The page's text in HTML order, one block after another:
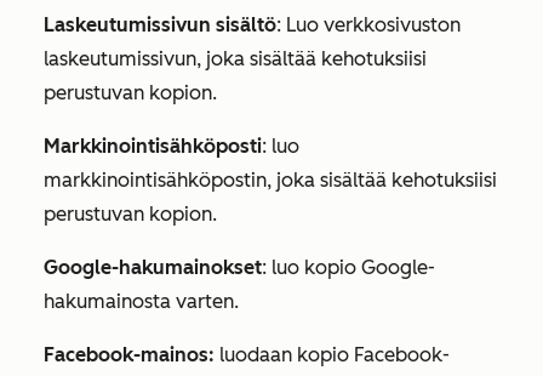
Laskeutumissivun sisältö: Luo verkkosivuston
laskeutumissivun, joka sisältää kehotuksiisi
perustuvan kopion.
Markkinointisähköposti: luo
markkinointisähköpostin, joka sisältää kehotuksiisi
perustuvan kopion.
Google-hakumainokset: luo kopio Google-
hakumainosta varten.
Facebook-mainos: luodaan kopio Facebook-